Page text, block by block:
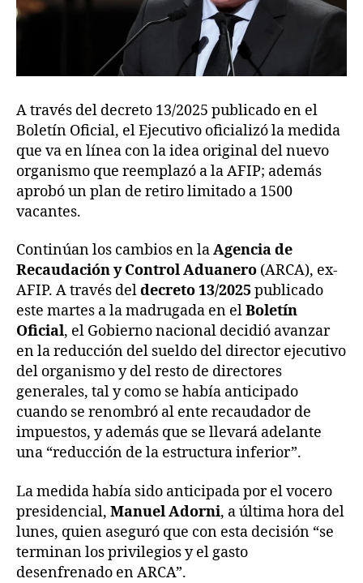
A través del decreto 13/2025 publicado en el
Boletín Oficial, el Ejecutivo oficializó la medida
que va en línea con la idea original del nuevo
organismo que reemplazó a la AFIP; además
aprobó un plan de retiro limitado a 1500
vacantes.
Continúan los cambios en laAgencia de
Recaudación y Control Aduanero (ARCA), ex-
AFIP. A través deldecreto 13/2025 publicado
este martes a la madrugada en elBoletín
Oficial, el Gobierno nacional decidió avanzar
en la reducción del sueldo del director ejecutivo
del organismo y del resto de directores
generales, tal y como se había anticipado
cuando se renombró al ente recaudador de
impuestos, y además que se llevará adelante
una “reducción de la estructura inferior”.
La medida había sido anticipada por el vocero
presidencial, Manuel Adorni, a última hora del
lunes, quien aseguró que con esta decisión “se
terminan los privilegios y el gasto
desenfrenado en ARCA”.